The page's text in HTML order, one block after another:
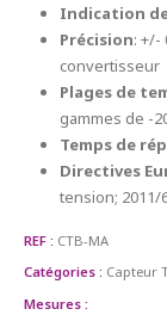
Indication
Précision: +/-
convertisseur
Plages de
gammes de -
Temps de
Directives
tension; 2011/
REF : CTB-MA
Catégories : Capteur
Mesures :